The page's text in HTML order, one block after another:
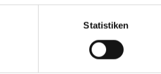
Statistiken
€